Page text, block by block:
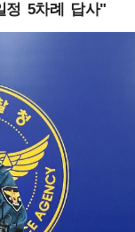
정 5차례 답사"